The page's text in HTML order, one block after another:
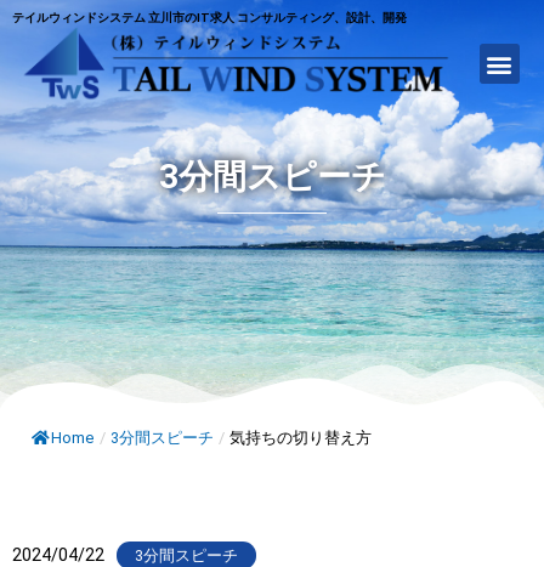
テイルウィンドシステム 立川市のIT求人 コンサルティング、設計、開発
3分間スピーチ
Home / 3分間スピーチ / 気持ちの切り替え方
2024/04/22 3分間スピーチ